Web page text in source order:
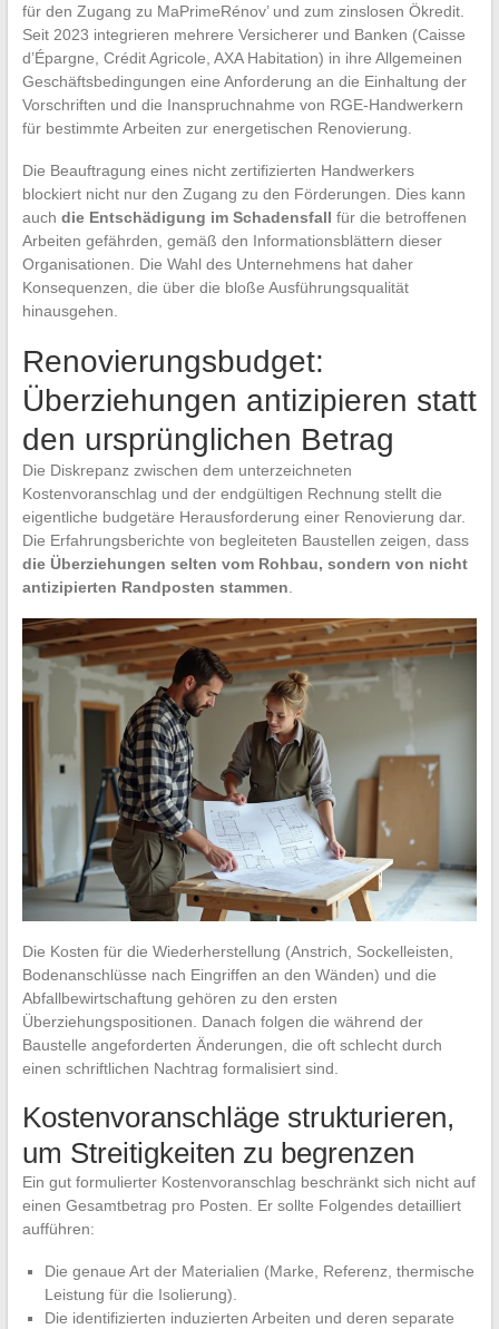
für den Zugang zu MaPrimeRénov’ und zum zinslosen Ökredit.
Seit 2023 integrieren mehrere Versicherer und Banken (Caisse
d’Épargne, Crédit Agricole, AXA Habitation) in ihre Allgemeinen
Geschäftsbedingungen eine Anforderung an die Einhaltung der
Vorschriften und die Inanspruchnahme von RGE-Handwerkern
für bestimmte Arbeiten zur energetischen Renovierung.
Die Beauftragung eines nicht zertifizierten Handwerkers
blockiert nicht nur den Zugang zu den Förderungen. Dies kann
auch die Entschädigung im Schadensfall für die betroffenen
Arbeiten gefährden, gemäß den Informationsblättern dieser
Organisationen. Die Wahl des Unternehmens hat daher
Konsequenzen, die über die bloße Ausführungsqualität
hinausgehen.
Renovierungsbudget:
Überziehungen antizipieren statt
den ursprünglichen Betrag
Die Diskrepanz zwischen dem unterzeichneten
Kostenvoranschlag und der endgültigen Rechnung stellt die
eigentliche budgetäre Herausforderung einer Renovierung dar.
Die Erfahrungsberichte von begleiteten Baustellen zeigen, dass
die Überziehungen selten vom Rohbau, sondern von nicht
antizipierten Randposten stammen
Die Kosten für die Wiederherstellung (Anstrich, Sockelleisten,
Bodenanschlüsse nach Eingriffen an den Wänden) und die
Abfallbewirtschaftung gehören zu den ersten
Überziehungspositionen. Danach folgen die während der
Baustelle angeforderten Änderungen, die oft schlecht durch
einen schriftlichen Nachtrag formalisiert sind.
Kostenvoranschläge strukturieren,
um Streitigkeiten zu begrenzen
Ein gut formulierter Kostenvoranschlag beschränkt sich nicht auf
einen Gesamtbetrag pro Posten. Er sollte Folgendes detailliert
aufführen:
Die genaue Art der Materialien (Marke, Referenz, thermische
Leistung für die Isolierung).
Die identifizierten induzierten Arbeiten und deren separate